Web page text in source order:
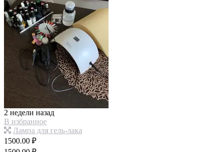
2 недели назад
В избранное
Лампа для гель-лака
1500.00 ₽